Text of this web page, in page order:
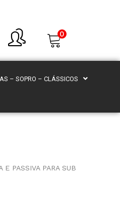
0
– SOPRO – CLÁSSICOS
E PASSIVA PARA SUB